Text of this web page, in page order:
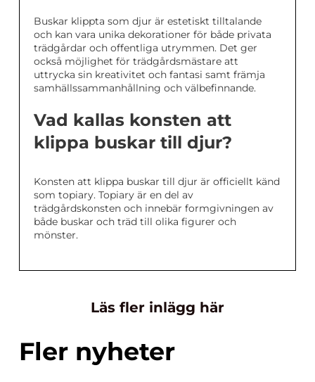
Buskar klippta som djur är estetiskt tilltalande
och kan vara unika dekorationer för både privata
trädgårdar och offentliga utrymmen. Det ger
också möjlighet för trädgårdsmästare att
uttrycka sin kreativitet och fantasi samt främja
samhällssammanhållning och välbefinnande.
Vad kallas konsten att
klippa buskar till djur?
Konsten att klippa buskar till djur är officiellt känd
som topiary. Topiary är en del av
trädgårdskonsten och innebär formgivningen av
både buskar och träd till olika figurer och
mönster.
Läs fler inlägg här
Fler nyheter